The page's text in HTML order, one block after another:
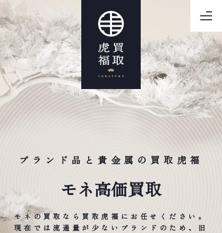
ブランド品と貴金属の買取虎福
モネ高価買取
モネの買取なら買取虎福にお任せください。
現在では流通量が少ないブランドのため、旧